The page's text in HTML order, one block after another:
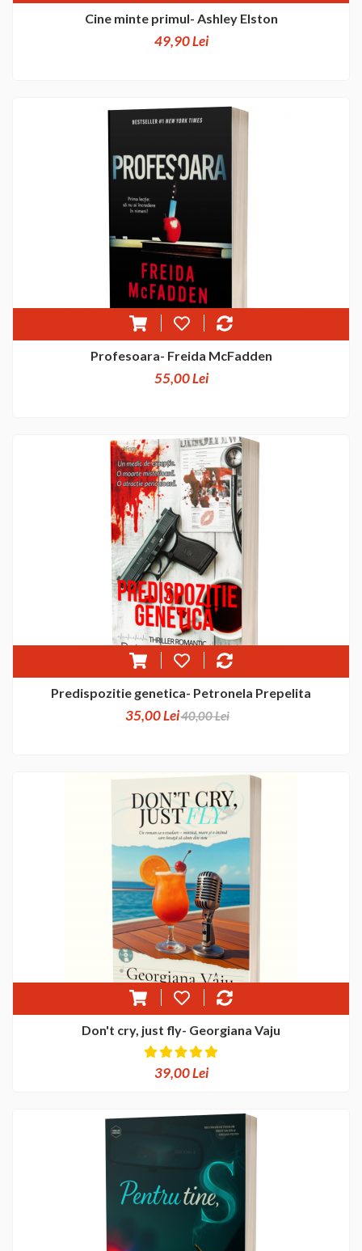
Cine minte primul- Ashley Elston
49,90 Lei
Profesoara- Freida McFadden
55,00 Lei
Predispozitie genetica- Petronela Prepelita
35,00 Lei40,00 Lei
Don't cry, just fly- Georgiana Vaju
39,00 Lei